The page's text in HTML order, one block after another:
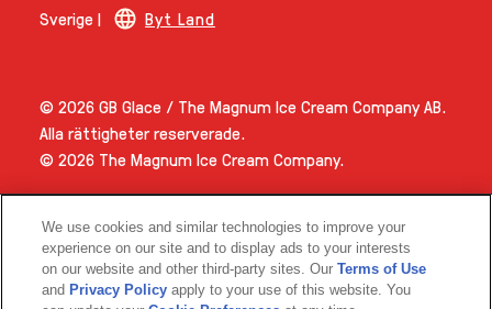
Land
© 2026 GB Glace / The Magnum Ice Cream Company AB.
Alla rättigheter reserverade.
© 2026 The Magnum Ice Cream Company.
We use cookies and similar technologies to improve your
experience on our site and to display ads to your interests
on our website and other third-party sites. OurTerms of Use
and Privacy Policy apply to your use of this website. You